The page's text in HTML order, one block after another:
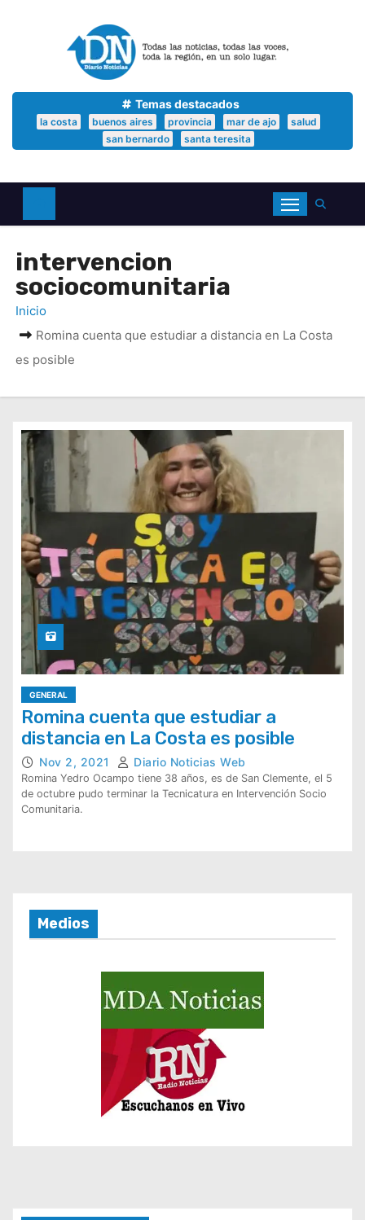
i
Temas destacados
la costa buenos aires provincia mar de ajo
salud
san bernardo
santa teresita
intervencion
sociocomunitaria
Inicio
Romina cuenta que estudiar a distancia en La Costa
es posible
GENERAL
Romina cuenta que estudiar a
distancia en La Costa es posible
Nov 2, 2021 Diario Noticias Web
Romina Yedro Ocampo tiene 38 años, es de San Clemente, el 5
de octubre pudo terminar la Tecnicatura en Intervención Socio
Comunitaria.
Medios